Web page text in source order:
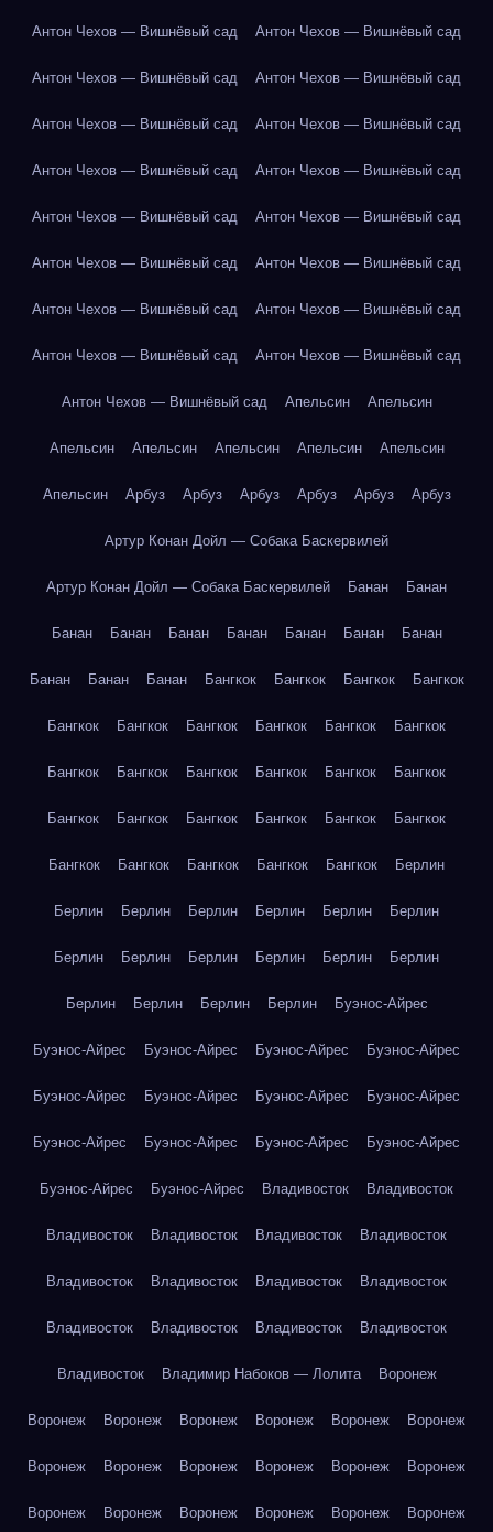
Антон Чехов — Вишнёвый сад Антон Чехов — Вишнёвый сад
Антон Чехов — Вишнёвый сад Антон Чехов — Вишнёвый сад
Антон Чехов — Вишнёвый сад Антон Чехов — Вишнёвый сад
Антон Чехов — Вишнёвый сад Антон Чехов — Вишнёвый сад
Антон Чехов — Вишнёвый сад Антон Чехов — Вишнёвый сад
Антон Чехов — Вишнёвый сад Антон Чехов — Вишнёвый сад
Антон Чехов — Вишнёвый сад Антон Чехов — Вишнёвый сад
Антон Чехов — Вишнёвый сад Антон Чехов — Вишнёвый сад
Антон Чехов — Вишнёвый сад Апельсин Апельсин
Апельсин Апельсин Апельсин Апельсин Апельсин
Апельсин Арбуз Арбуз Арбуз Арбуз Арбуз Арбуз
Артур Конан Дойл — Собака Баскервилей
Артур Конан Дойл — Собака Баскервилей Банан Банан
Банан Банан Банан Банан Банан Банан Банан
Банан Банан Банан Бангкок Бангкок Бангкок Бангкок
Бангкок Бангкок Бангкок Бангкок Бангкок Бангкок
Бангкок Бангкок Бангкок Бангкок Бангкок Бангкок
Бангкок Бангкок Бангкок Бангкок Бангкок Бангкок
Бангкок Бангкок Бангкок Бангкок Бангкок Берлин
Берлин Берлин Берлин Берлин Берлин Берлин
Берлин Берлин Берлин Берлин Берлин Берлин
Берлин Берлин Берлин Берлин Буэнос-Айрес
Буэнос-Айрес Буэнос-Айрес Буэнос-Айрес Буэнос-Айрес
Буэнос-Айрес Буэнос-Айрес Буэнос-Айрес Буэнос-Айрес
Буэнос-Айрес Буэнос-Айрес Буэнос-Айрес Буэнос-Айрес
Буэнос-Айрес Буэнос-Айрес Владивосток Владивосток
Владивосток Владивосток Владивосток Владивосток
Владивосток Владивосток Владивосток Владивосток
Владивосток Владивосток Владивосток Владивосток
Владивосток Владимир Набоков — Лолита Воронеж
Воронеж Воронеж Воронеж Воронеж Воронеж Воронеж
Воронеж Воронеж Воронеж Воронеж Воронеж Воронеж
Воронеж Воронеж Воронеж Воронеж Воронеж Воронеж